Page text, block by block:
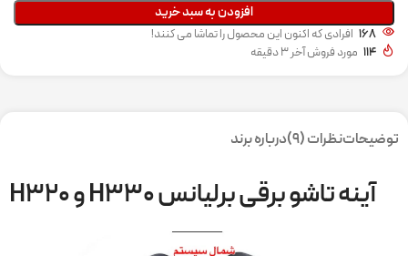
افزودن به سبد خرید
168 افرادی که اکنون این محصول را تماشا می کنند!
114 مورد فروش آخر 3 دقیقه
توضیحاتنظرات (9) درباره برند
آینه تاشو برقی برلیانس H330 و H320